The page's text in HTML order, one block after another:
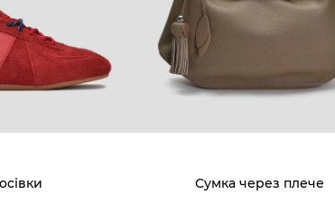
Сумка через плече
Доставка і оплата
Гарантія і повернення